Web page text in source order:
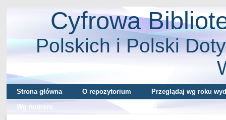
Cyfrowa
Polskich i Polski
Strona główna O repozytorium
Przeglądaj wg roku
Wg numeru